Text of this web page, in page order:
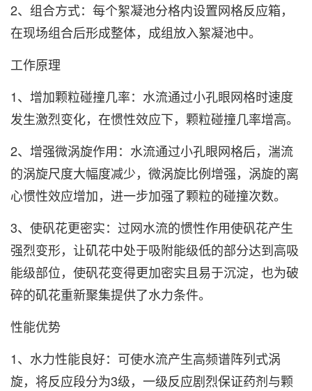
2、组合方式：每个絮凝池分格内设置网格反应箱，
在现场组合后形成整体，成组放入絮凝池中。
工作原理
1、增加颗粒碰撞几率：水流通过小孔眼网格时速度
发生激烈变化，在惯性效应下，颗粒碰撞几率增高。
2、增强微涡旋作用：水流通过小孔眼网格后，湍流
的涡旋尺度大幅度减少，微涡旋比例增强，涡旋的离
心惯性效应增加，进一步加强了颗粒的碰撞次数。
3、使矾花更密实：过网水流的惯性作用使矾花产生
强烈变形，让矶花中处于吸附能级低的部分达到高吸
能级部位，使矾花变得更加密实且易于沉淀，也为破
碎的矶花重新聚集提供了水力条件。
性能优势
1、水力性能良好：可使水流产生高频谱阵列式涡
旋，将反应段分为3级，一级反应剧烈保证药剂与颗